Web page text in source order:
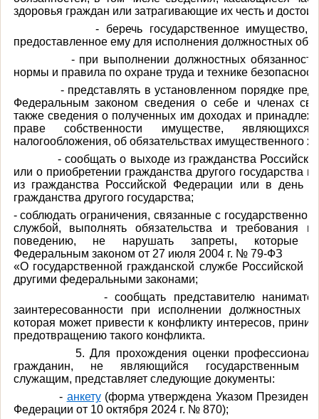
здоровья граждан или затрагивающие их честь и
- беречь государственное имущество, в
предоставленное ему для исполнения должностных
- при выполнении должностных обязанностей
нормы и правила по охране труда и технике
- представлять в установленном порядке
Федеральным законом сведения о себе и членах
также сведения о полученных им доходах и
праве собственности имуществе, являющихся
налогообложения, об обязательствах имущественного
- сообщать о выходе из гражданства
или о приобретении гражданства другого государства
из гражданства Российской Федерации или в день
гражданства другого государства;
- соблюдать ограничения, связанные с государственной
службой, выполнять обязательства и требования к
поведению, не нарушать запреты, которые
Федеральным законом от 27 июля 2004 г. № 79-ФЗ
«О государственной гражданской службе Российской
другими федеральными законами;
- сообщать представителю нанимателя
заинтересованности при исполнении должностных
которая может привести к конфликту интересов,
предотвращению такого конфликта.
5. Для прохождения оценки
гражданин, не являющийся государственным
служащим, представляет следующие документы:
- анкету(форма утверждена Указом
Федерации от 10 октября 2024 г. № 870);